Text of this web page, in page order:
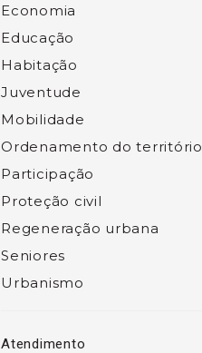
Economia
Educação
Habitação
Juventude
Mobilidade
Ordenamento do território
Participação
Proteção civil
Regeneração urbana
Seniores
Urbanismo
Atendimento